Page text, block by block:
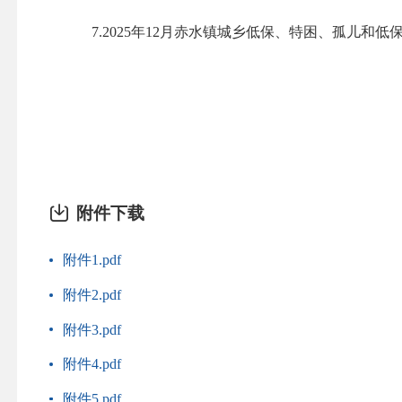
7.2025年12月赤水镇城乡低保、特困、孤儿和低保
附件下载
附件1.pdf
附件2.pdf
附件3.pdf
附件4.pdf
附件5.pdf